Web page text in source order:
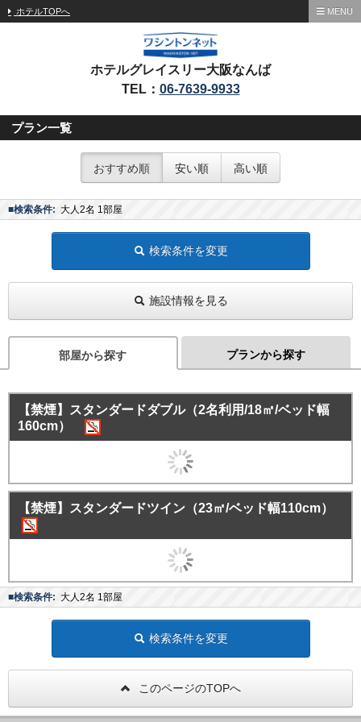
ホテルTOPへ MENU
ホテルグレイスリー大阪なんば
TEL： 06-7639-9933
プラン一覧
おすすめ順 安い順 高い順
■検索条件: 大人2名 1部屋
検索条件を変更
施設情報を見る
部屋から探す プランから探す
【禁煙】スタンダードダブル（2名利用/18㎡/ベッド幅
160cm）
【禁煙】スタンダードツイン（23㎡/ベッド幅110cm）
■検索条件: 大人2名 1部屋
検索条件を変更
このページのTOPへ